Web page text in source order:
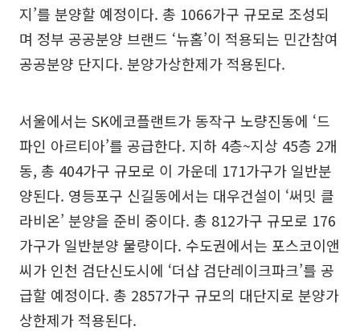
지’를 분양할 예정이다. 총 1066가구 규모로 조성되
며 정부 공공분양 브랜드 ‘뉴홈’이 적용되는 민간참여
공공분양 단지다. 분양가상한제가 적용된다.
서울에서는 SK에코플랜트가 동작구 노량진동에 ‘드
파인 아르티아’를 공급한다. 지하 4층~지상 45층 2개
동, 총 404가구 규모로 이 가운데 171가구가 일반분
양된다. 영등포구 신길동에서는 대우건설이 ‘써밋 클
라비온’ 분양을 준비 중이다. 총 812가구 규모로 176
가구가 일반분양 물량이다. 수도권에서는 포스코이앤
씨가 인천 검단신도시에 ‘더샵 검단레이크파크’를 공
급할 예정이다. 총 2857가구 규모의 대단지로 분양가
상한제가 적용된다.